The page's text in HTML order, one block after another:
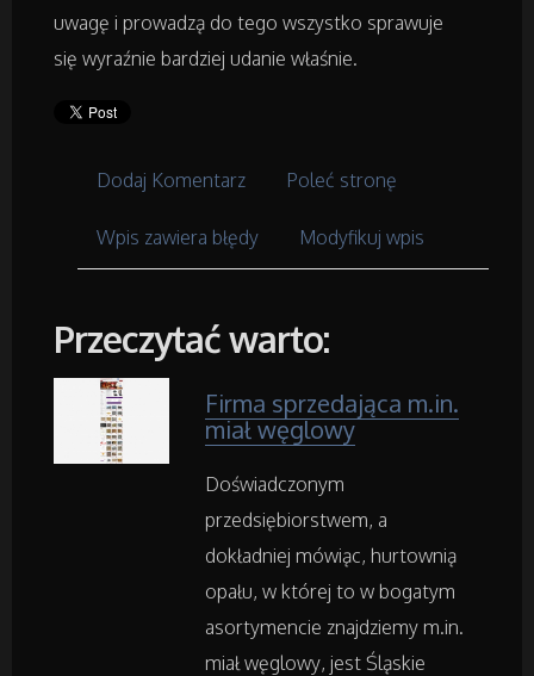
Badania
Kursy i Szkolenia
Tłumaczenia
Biżuteria
Dla Dzieci
Meble
Wyposażenie Wnętrz
uwagę i prowadzą do tego wszystko sprawuje
się wyraźnie bardziej udanie właśnie.
Dodaj Komentarz Poleć stronę
Wpis zawiera błędy Modyfikuj wpis
Przeczytać warto:
Firma sprzedająca m.in.
miał węglowy
Doświadczonym
przedsiębiorstwem, a
dokładniej mówiąc, hurtownią
opału, w której to w bogatym
asortymencie znajdziemy m.in.
miał węglowy, jest Śląskie